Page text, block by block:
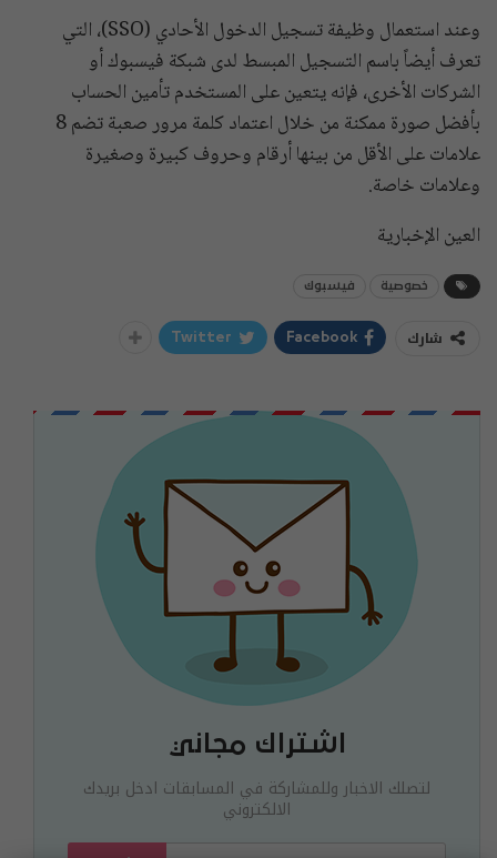
وعند استعمال وظيفة تسجيل الدخول الأحادي (SSO)، التي
تعرف أيضاً باسم التسجيل المبسط لدى شبكة فيسبوك أو
الشركات الأخرى، فإنه يتعين على المستخدم تأمين الحساب
بأفضل صورة ممكنة من خلال اعتماد كلمة مرور صعبة تضم 8
علامات على الأقل من بينها أرقام وحروف كبيرة وصغيرة
وعلامات خاصة.
العين الإخبارية
خصوصية فيسبوك
شارك Facebook
Twitter
اشتراك مجاني
لتصلك الاخبار وللمشاركة في المسابقات ادخل بريدك
الالكتروني